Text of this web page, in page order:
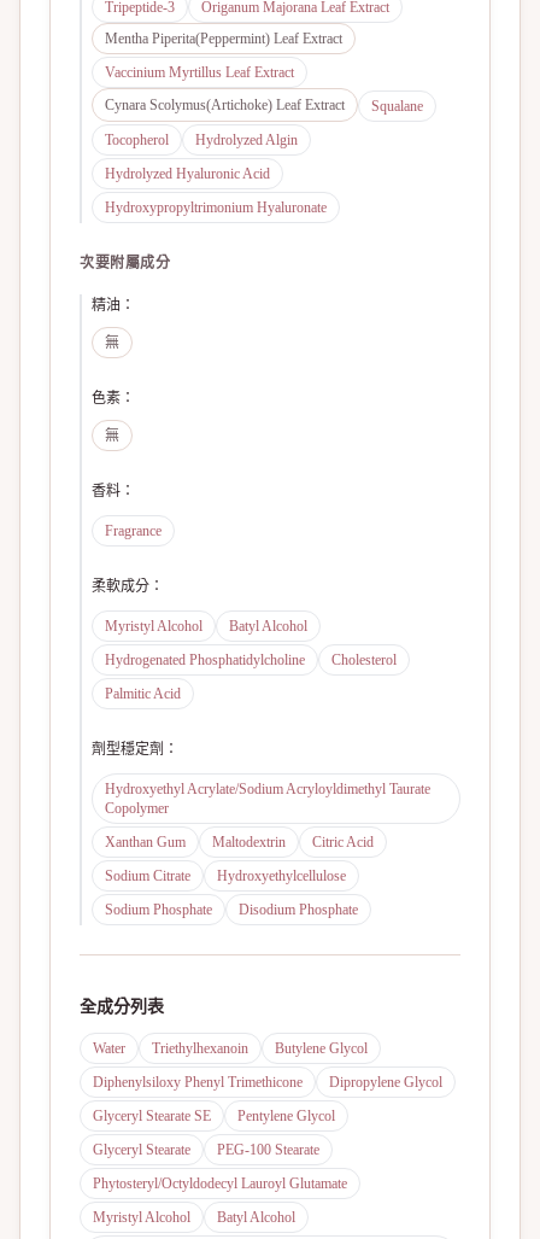
Tripeptide-3
Origanum Majorana Leaf Extract
Mentha Piperita(Peppermint) Leaf Extract
Vaccinium Myrtillus Leaf Extract
Cynara Scolymus(Artichoke) Leaf Extract
Squalane
Tocopherol
Hydrolyzed Algin
Hydrolyzed Hyaluronic Acid
Hydroxypropyltrimonium Hyaluronate
次要附屬成分
精油 ：
無
色素 ：
無
香料 ：
Fragrance
柔軟成分 ：
Myristyl Alcohol
Batyl Alcohol
Hydrogenated Phosphatidylcholine
Cholesterol
Palmitic Acid
劑型穩定劑 ：
Hydroxyethyl Acrylate/Sodium Acryloyldimethyl Taurate
Copolymer
Xanthan Gum
Maltodextrin
Citric Acid
Sodium Citrate
Hydroxyethylcellulose
Sodium Phosphate
Disodium Phosphate
全成分列表
Water Triethylhexanoin
Butylene Glycol
Diphenylsiloxy Phenyl Trimethicone
Dipropylene Glycol
Glyceryl Stearate SE
Pentylene Glycol
Glyceryl Stearate
PEG-100 Stearate
Phytosteryl/Octyldodecyl Lauroyl Glutamate
Myristyl Alcohol
Batyl Alcohol